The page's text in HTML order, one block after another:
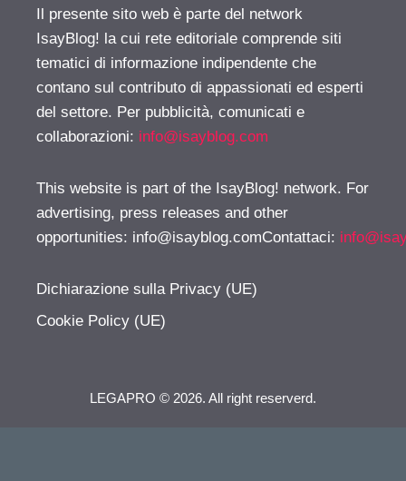
Il presente sito web è parte del network
IsayBlog! la cui rete editoriale comprende siti
tematici di informazione indipendente che
contano sul contributo di appassionati ed esperti
del settore. Per pubblicità, comunicati e
collaborazioni: info@isayblog.com
This website is part of the IsayBlog! network. For
advertising, press releases and other
opportunities: info@isayblog.comContattaci:
Dichiarazione sulla Privacy (UE)
Cookie Policy (UE)
LEGAPRO © 2026. All right reserverd.